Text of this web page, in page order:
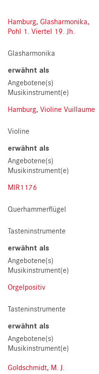
Hamburg, Glasharmonika,
Pohl 1. Viertel 19. Jh.
Glasharmonika
erwähnt als
Angebotene(s)
Musikinstrument(e)
Hamburg, Violine Vuillaume
Violine
erwähnt als
Angebotene(s)
Musikinstrument(e)
MIR1176
Querhammerflügel
Tasteninstrumente
erwähnt als
Angebotene(s)
Musikinstrument(e)
Orgelpositiv
Tasteninstrumente
erwähnt als
Angebotene(s)
Musikinstrument(e)
Goldschmidt, M. J.